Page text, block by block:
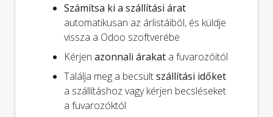
Számítsa ki a szállítási árat
automatikusan az árlistáiból, és küldje
vissza a Odoo szoftverébe
Kérjen azonnali árakat a fuvarozóitól
Találja meg a becsültszállítási időket
a szállításhoz vagy kérjen becsléseket
a fuvarozóktól